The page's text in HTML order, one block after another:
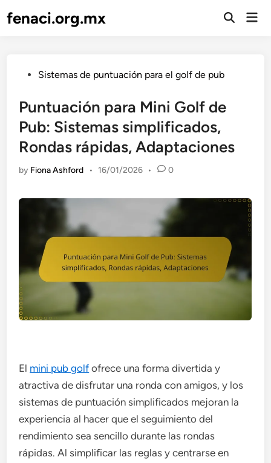
tofenaci.org.mx
Open
PostedSistemas de puntuación para el golf de pub
Puntuación para Mini Golf de
Pub: Sistemas simplificados,
Rondas rápidas, Adaptaciones
by Fiona Ashford • 16/01/2026 • 0
El mini pub golf ofrece una forma divertida y
atractiva de disfrutar una ronda con amigos, y los
sistemas de puntuación simplificados mejoran la
experiencia al hacer que el seguimiento del
rendimiento sea sencillo durante las rondas
rápidas. Al simplificar las reglas y centrarse en